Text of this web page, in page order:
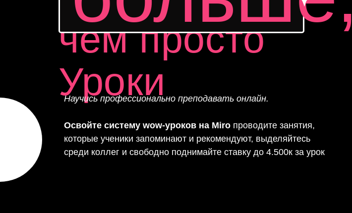
чем просто
Уроки
Научись профессионально преподавать онлайн.
Освойте систему wow-уроков на Miro проводите занятия,
которые ученики запоминают и рекомендуют, выделяйтесь
среди коллег и свободно поднимайте ставку до 4.500к за урок